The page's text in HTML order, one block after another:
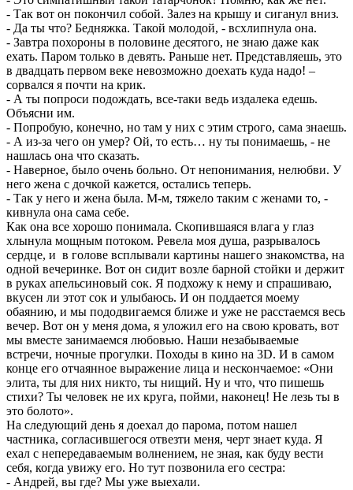
- Так вот он покончил собой. Залез на крышу и сиганул вниз.
- Да ты что? Бедняжка. Такой молодой, - всхлипнула она.
- Завтра похороны в половине десятого, не знаю даже как
ехать. Паром только в девять. Раньше нет. Представляешь, это
в двадцать первом веке невозможно доехать куда надо! –
сорвался я почти на крик.
- А ты попроси подождать, все-таки ведь издалека едешь.
Объясни им.
- Попробую, конечно, но там у них с этим строго, сама знаешь.
- А из-за чего он умер? Ой, то есть… ну ты понимаешь, - не
нашлась она что сказать.
- Наверное, было очень больно. От непонимания, нелюбви. У
него жена с дочкой кажется, остались теперь.
- Так у него и жена была. М-м, тяжело таким с женами то, -
кивнула она сама себе.
Как она все хорошо понимала. Скопившаяся влага у глаз
хлынула мощным потоком. Ревела моя душа, разрывалось
сердце, и в голове всплывали картины нашего знакомства, на
одной вечеринке. Вот он сидит возле барной стойки и держит
в руках апельсиновый сок. Я подхожу к нему и спрашиваю,
вкусен ли этот сок и улыбаюсь. И он поддается моему
обаянию, и мы пододвигаемся ближе и уже не расстаемся весь
вечер. Вот он у меня дома, я уложил его на свою кровать, вот
мы вместе занимаемся любовью. Наши незабываемые
встречи, ночные прогулки. Походы в кино на 3D. И в самом
конце его отчаянное выражение лица и нескончаемое: «Они
элита, ты для них никто, ты нищий. Ну и что, что пишешь
стихи? Ты человек не их круга, пойми, наконец! Не лезь ты в
это болото».
На следующий день я доехал до парома, потом нашел
частника, согласившегося отвезти меня, черт знает куда. Я
ехал с непередаваемым волнением, не зная, как буду вести
себя, когда увижу его. Но тут позвонила его сестра:
- Андрей, вы где? Мы уже выехали.